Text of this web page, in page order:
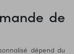
de
dépend du